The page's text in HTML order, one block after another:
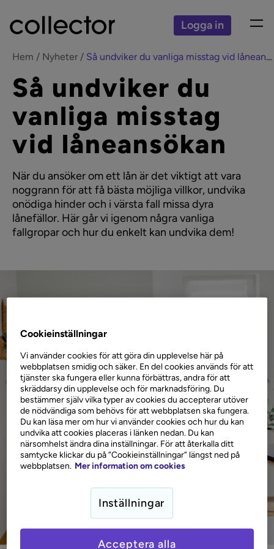
Logga in
Hem Nyheter Så undviker du vanliga misstag vid låneansökan
Så undviker du
vanliga misstag
vid låneansökan
När du ansöker om ett lån är det viktigt att vara
noggrann för att få bästa möjliga villkor, undvika
onödiga hinder och i värsta fall missa dyra
lånefällor. Här går vi igenom några vanliga
fallgropar och hur du enkelt kan undvika dem!
Cookieinställningar
Vi använder cookies för att göra din upplevelse här på
webbplatsen smidig och säker. En del cookies används för att
tjänster ska fungera eller kunna förbättras, andra för att
skräddarsy din upplevelse och för marknadsföring. Du
bestämmer själv vilka typer av cookies du accepterar utöver
de nödvändiga som behövs för att webbplatsen ska fungera.
Du kan läsa mer om hur vi använder cookies och hur du kan
undvika att cookies placeras i länken nedan. Du kan
närsomhelst ändra dina inställningar. För att återkalla ditt
samtycke klickar du på ”Cookieinställningar” längst ned på
webbplatsen. Mer information om cookies
Inställningar
Acceptera alla